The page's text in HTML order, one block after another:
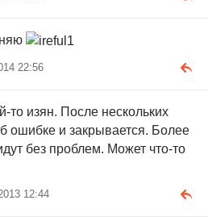
22:56
то изян. После нескольких
ошибке и закрывается. Более
без проблем. Может что-то
12:44